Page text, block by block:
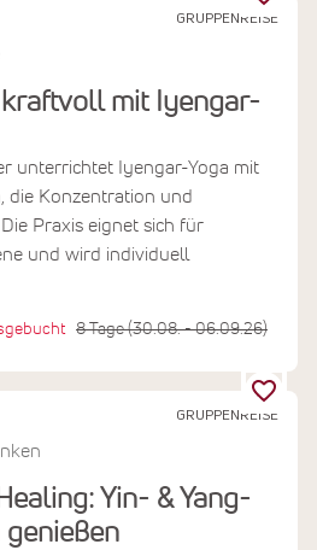
GRUPPENREISE
mit Iyengar-
unterrichtet Iyengar-Yoga mit
die Konzentration und
Praxis eignet sich für
und wird individuell
8 Tage (30.08. - 06.09.26)
GRUPPENREISE
Yin- & Yang-
genießen